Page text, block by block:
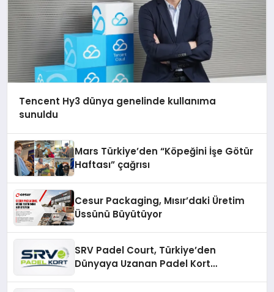
Tencent Hy3 dünya genelinde kullanıma
sunuldu
Mars Türkiye’den “Köpeğini İşe Götür
Haftası” çağrısı
Cesur Packaging, Mısır’daki Üretim
Üssünü Büyütüyor
SRV Padel Court, Türkiye’den
Dünyaya Uzanan Padel Kort